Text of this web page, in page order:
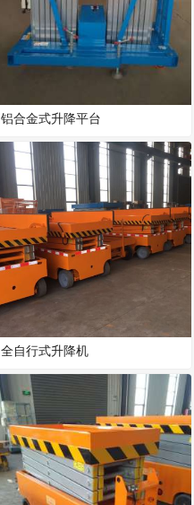
铝合金式升降平台
全自行式升降机